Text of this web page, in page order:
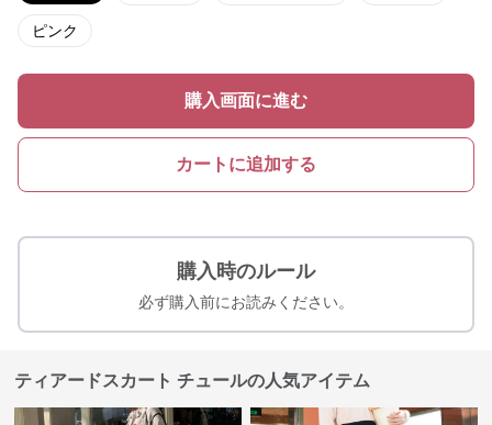
ピンク
購入画面に進む
カートに追加する
購入時のルール
必ず購入前にお読みください。
ティアードスカート チュールの人気アイテム